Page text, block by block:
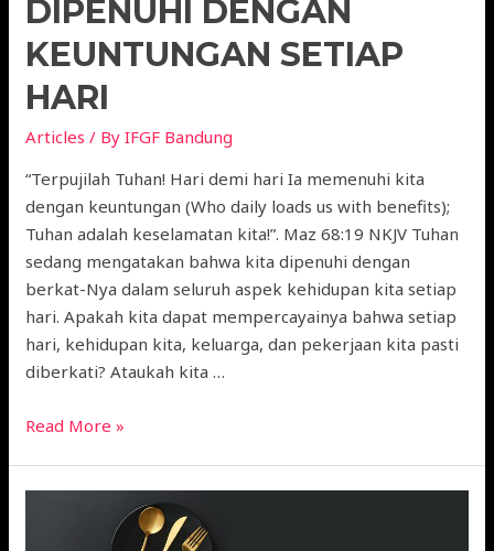
DIPENUHI DENGAN
KEUNTUNGAN SETIAP
HARI
Articles / ByIFGF Bandung
“Terpujilah Tuhan! Hari demi hari Ia memenuhi kita
dengan keuntungan (Who daily loads us with benefits);
Tuhan adalah keselamatan kita!”. Maz 68:19 NKJV Tuhan
sedang mengatakan bahwa kita dipenuhi dengan
berkat-Nya dalam seluruh aspek kehidupan kita setiap
hari. Apakah kita dapat mempercayainya bahwa setiap
hari, kehidupan kita, keluarga, dan pekerjaan kita pasti
diberkati? Ataukah kita …
Read More »